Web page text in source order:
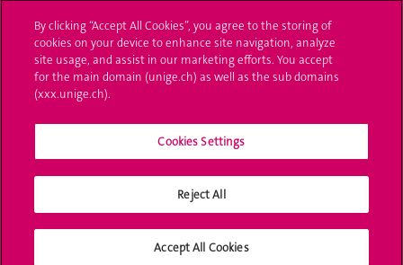
UNIGE Mobile
Médias
Offres d'emploi
Bibliothèque
Médias sociaux UNIGE
By clicking “Accept All Cookies”, you agree to the storing of
cookies on your device to enhance site navigation, analyze
site usage, and assist in our marketing efforts. You accept
for the main domain (unige.ch) as well as the sub domains
(xxx.unige.ch).
Cookies Settings
Reject All
Accept All Cookies